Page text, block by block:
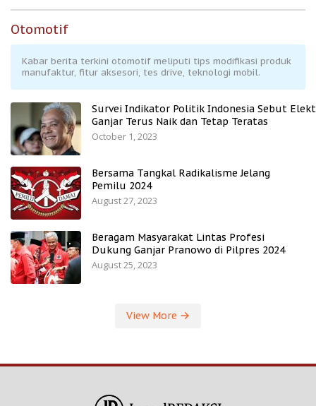
Otomotif
Kabar berita terkini otomotif meliputi tips modifikasi produk
manufaktur, fitur aksesori, tes drive, teknologi mobil.
Survei Indikator Politik Indonesia Sebut
Ganjar Terus Naik dan Tetap Teratas
October 1, 2023
Bersama Tangkal Radikalisme Jelang
Pemilu 2024
August 27, 2023
Beragam Masyarakat Lintas Profesi
Dukung Ganjar Pranowo di Pilpres 2024
August 25, 2023
View More